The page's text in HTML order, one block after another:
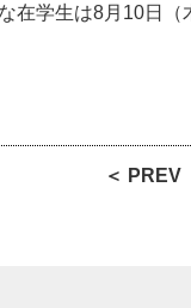
学生は8月10日（
＜ PREV